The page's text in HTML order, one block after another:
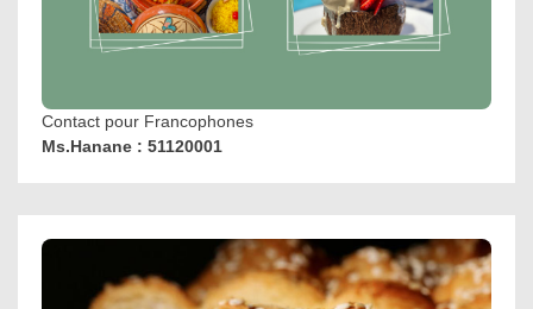
Contact pour Francophones
Ms.Hanane : 51120001